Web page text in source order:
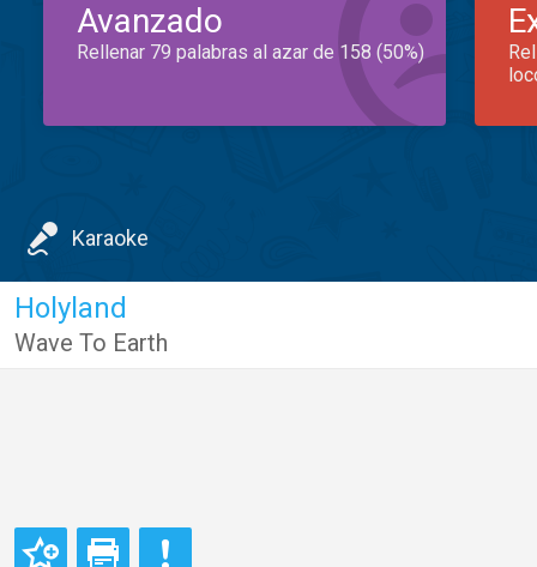
Avanzado
Rellenar 79 palabras al azar de 158 (50%)
Karaoke
Holyland
Wave To Earth